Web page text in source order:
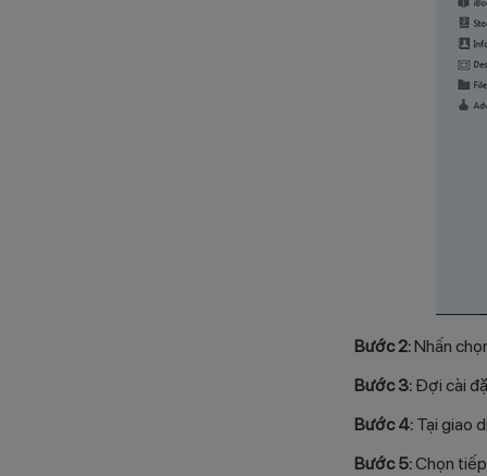
Bước 2:Nhấn
Bước 3: Đợi cài
Bước 4: Tại giao
Bước 5:Chọn